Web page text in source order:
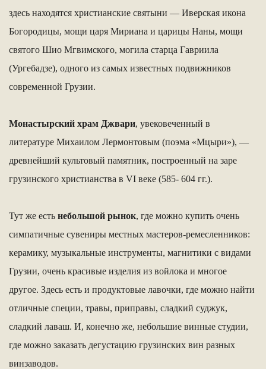
здесь находятся христианские святыни — Иверская икона
Богородицы, мощи царя Мириана и царицы Наны, мощи
святого Шио Мгвимского, могила старца Гавриила
(Ургебадзе), одного из самых известных подвижников
современной Грузии.
Монастырский храм Джвари, увековеченный в
литературе Михаилом Лермонтовым (поэма «Мцыри»), —
древнейший культовый памятник, построенный на заре
грузинского христианства в VI веке (585- 604 гг.).
Тут же есть небольшой рынок, где можно купить очень
симпатичные сувениры местных мастеров-ремесленников:
керамику, музыкальные инструменты, магнитики с видами
Грузии, очень красивые изделия из войлока и многое
другое. Здесь есть и продуктовые лавочки, где можно найти
отличные специи, травы, приправы, сладкий суджук,
сладкий лаваш. И, конечно же, небольшие винные студии,
где можно заказать дегустацию грузинских вин разных
винзаводов.